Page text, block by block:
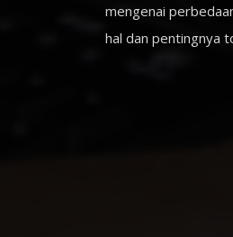
mengenai
hal dan pentingnya